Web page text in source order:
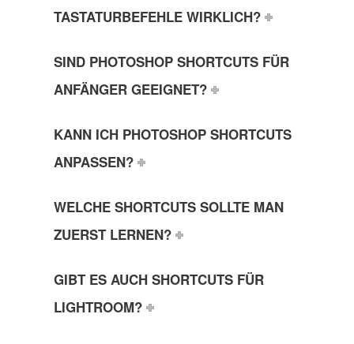
TASTATURBEFEHLE WIRKLICH?
SIND PHOTOSHOP SHORTCUTS FÜR
ANFÄNGER GEEIGNET?
KANN ICH PHOTOSHOP SHORTCUTS
ANPASSEN?
WELCHE SHORTCUTS SOLLTE MAN
ZUERST LERNEN?
GIBT ES AUCH SHORTCUTS FÜR
LIGHTROOM?